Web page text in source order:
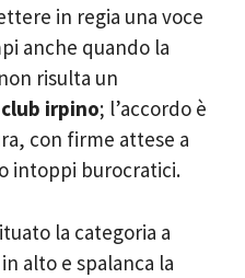
in regia una voce
anche quando la
risulta un
club irpino; l’accordo è
con firme attese a
intoppi burocratici.
la categoria a
alto e spalanca la